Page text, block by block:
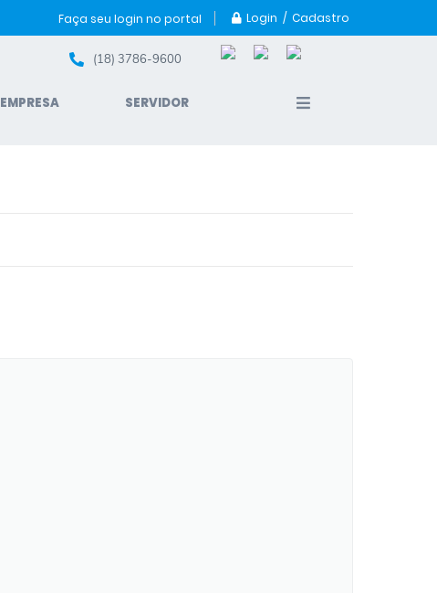
Faça seu login no portal Login / Cadastro
(18) 3786-9600
EMPRESA SERVIDOR